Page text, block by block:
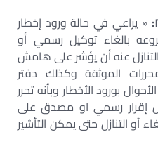
« يراعي في حالة ورود إخطار
بالغاء توكيل رسمي أو
عنه أن يؤشر على هامش
الموثقة وكذلك دفتر
بورود الأخطار وبأنه تحرر
إقرار رسمي او مصدق على
أو التنازل حتى يمكن التأشير